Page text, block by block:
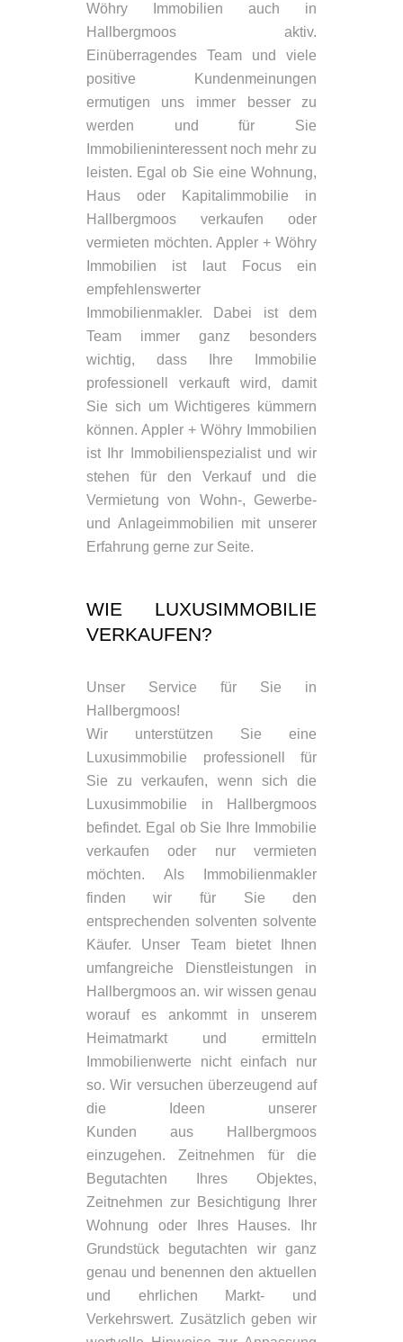
Wöhry Immobilien auch in
Hallbergmoos aktiv.
Einüberragendes Team und viele
positive Kundenmeinungen
ermutigen uns immer besser zu
werden und für Sie
Immobilieninteressent noch mehr zu
leisten. Egal ob Sie eine Wohnung,
Haus oder Kapitalimmobilie in
Hallbergmoos verkaufen oder
vermieten möchten. Appler + Wöhry
Immobilien ist laut Focus ein
empfehlenswerter
Immobilienmakler. Dabei ist dem
Team immer ganz besonders
wichtig, dass Ihre Immobilie
professionell verkauft wird, damit
Sie sich um Wichtigeres kümmern
können. Appler + Wöhry Immobilien
ist Ihr Immobilienspezialist und wir
stehen für den Verkauf und die
Vermietung von Wohn-, Gewerbe-
und Anlageimmobilien mit unserer
Erfahrung gerne zur Seite.
WIE LUXUSIMMOBILIE
VERKAUFEN?
Unser Service für Sie in
Hallbergmoos!
Wir unterstützen Sie eine
Luxusimmobilie professionell für
Sie zu verkaufen, wenn sich die
Luxusimmobilie in Hallbergmoos
befindet. Egal ob Sie Ihre Immobilie
verkaufen oder nur vermieten
möchten. Als Immobilienmakler
finden wir für Sie den
entsprechenden solventen solvente
Käufer. Unser Team bietet Ihnen
umfangreiche Dienstleistungen in
Hallbergmoos an. wir wissen genau
worauf es ankommt in unserem
Heimatmarkt und ermitteln
Immobilienwerte nicht einfach nur
so. Wir versuchen überzeugend auf
die Ideen unserer
Kunden aus Hallbergmoos
einzugehen. Zeitnehmen für die
Begutachten Ihres Objektes,
Zeitnehmen zur Besichtigung Ihrer
Wohnung oder Ihres Hauses. Ihr
Grundstück begutachten wir ganz
genau und benennen den aktuellen
und ehrlichen Markt- und
Verkehrswert. Zusätzlich geben wir